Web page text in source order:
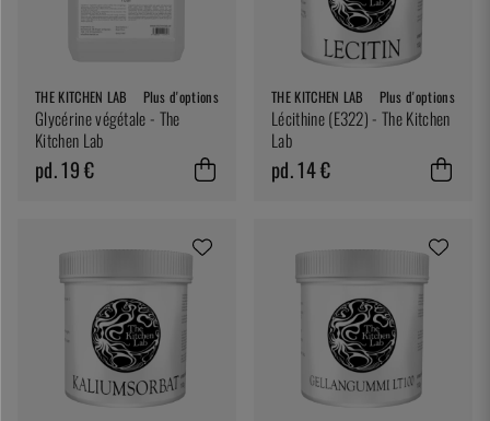
THE KITCHEN LAB Plus d'options
Glycérine végétale - The
Kitchen Lab
pd. 19 €
THE KITCHEN LAB Plus d'options
Lécithine (E322) - The Kitchen
Lab
pd. 14 €